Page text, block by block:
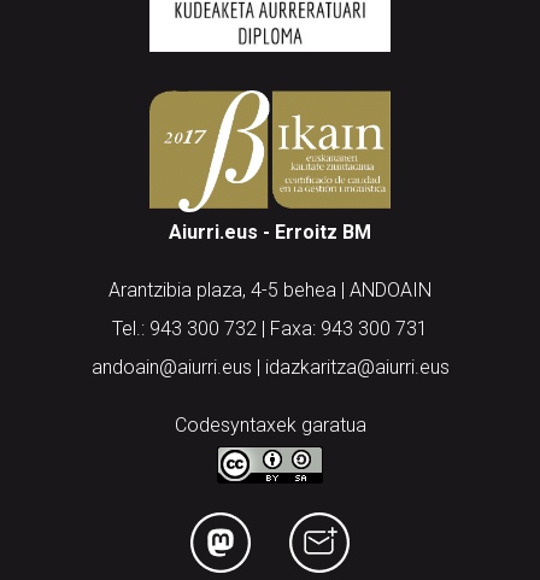
Aiurri.eus - Erroitz BM
Arantzibia plaza, 4-5 behea | ANDOAIN
Tel.: 943 300 732 | Faxa: 943 300 731
andoain@aiurri.eus | idazkaritza@aiurri.eus
Codesyntaxek garatua